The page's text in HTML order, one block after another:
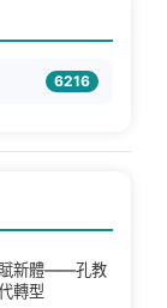
6216
賦新體——孔教
轉型